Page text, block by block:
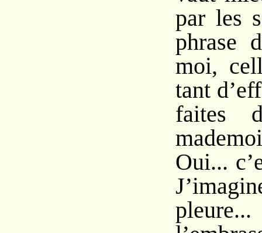
par les
phrase
moi,
tant
faites
Oui...